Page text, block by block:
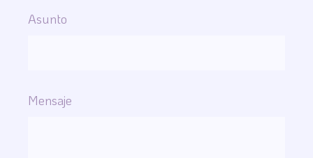
Asunto
Mensaje